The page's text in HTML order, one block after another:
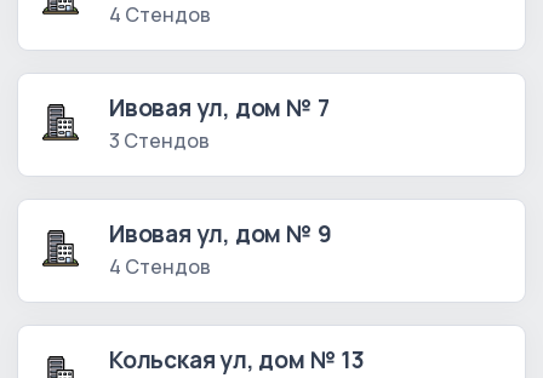
4 Стендов
Ивовая ул, дом № 7
3 Стендов
Ивовая ул, дом № 9
4 Стендов
Кольская ул, дом № 13